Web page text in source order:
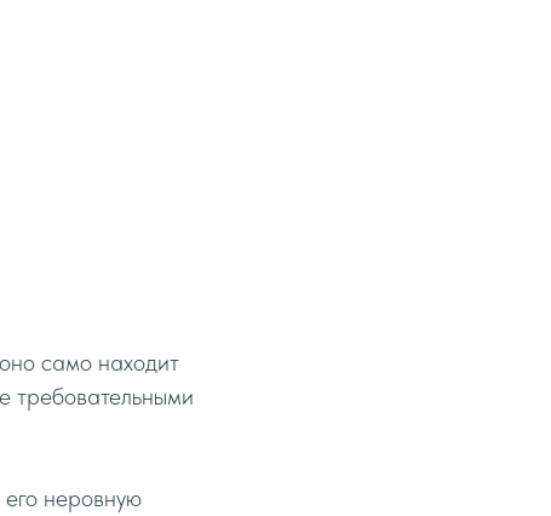
само находит
требовательными
неровную